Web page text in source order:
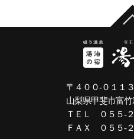
〒４００-０１１３
山梨県甲斐市富
ＴＥＬ ０５５-
ＦＡＸ ０５５-